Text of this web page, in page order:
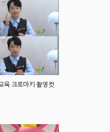
육 크로마키 촬영컷